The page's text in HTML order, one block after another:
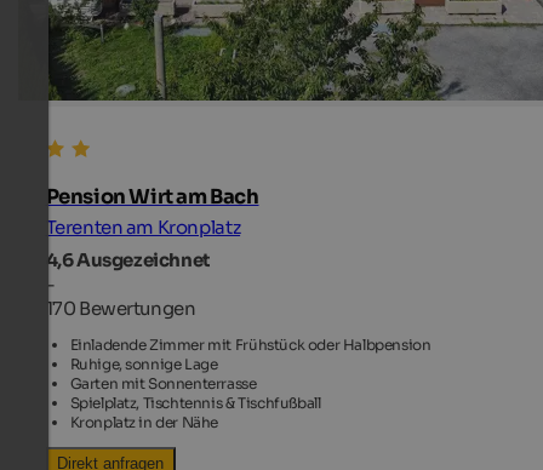
Pension Wirt am Bach
Terenten am Kronplatz
4,6Ausgezeichnet
-
170 Bewertungen
Einladende Zimmer mit Frühstück oder Halbpension
Ruhige, sonnige Lage
Garten mit Sonnenterrasse
Spielplatz, Tischtennis & Tischfußball
Kronplatz in der Nähe
Direkt anfragen